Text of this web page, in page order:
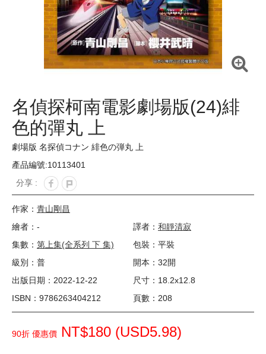
名偵探柯南電影劇場版(24)緋
色的彈丸 上
劇場版 名探偵コナン 緋色の弾丸 上
產品編號:10113401
分享 :
作家： 青山剛昌
繪者：-
譯者： 和靜清寂
集數： 第上集(全系列 下 集)
包裝：平裝
級別：普
開本：32開
出版日期：2022-12-22
尺寸：18.2x12.8
ISBN：9786263404212
頁數：208
90折 優惠價 NT$180 (USD5.98)